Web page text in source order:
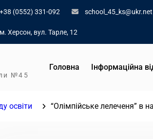
+38 (0552) 331-092 school_45_ks@ukr.net
м. Херсон, вул. Тарле, 12
№45
Головна Інформаційна
освіти “Олімпійське лелеченя” в